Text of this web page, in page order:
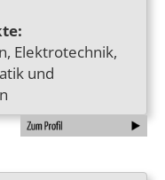
Elektrotechnik,
und